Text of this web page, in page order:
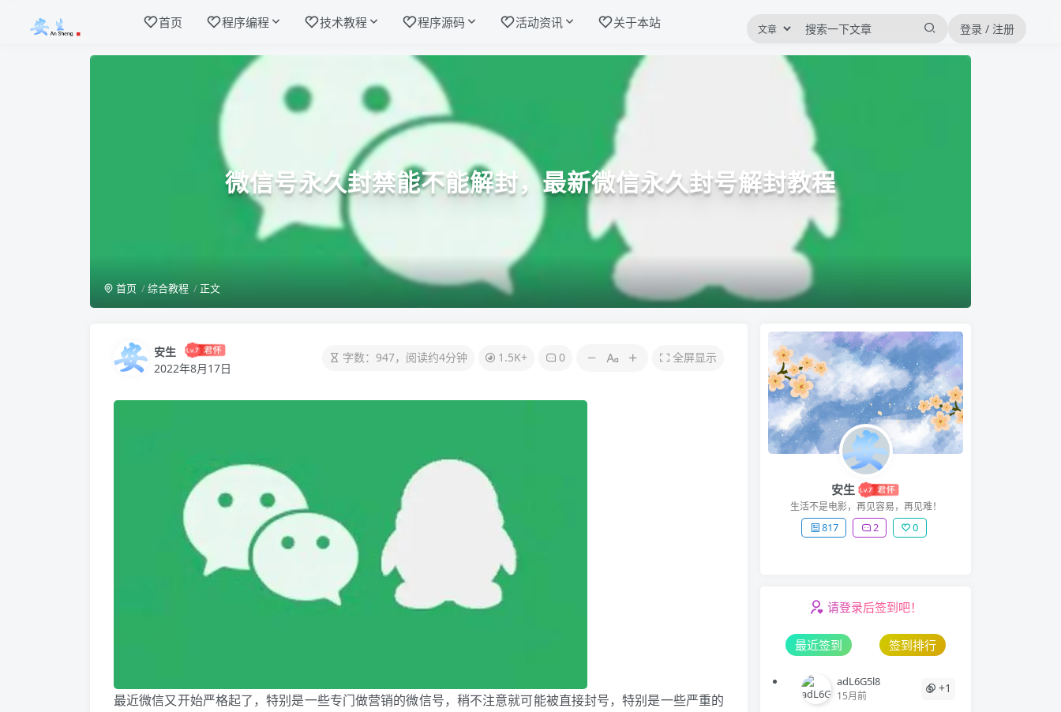
首页 程序编程 技术教程 程序源码 活动资讯 关于本站 登录 / 注册
微信号永久封禁能不能解封，最新微信永久封号解封教程
首页 综合教程 正文
安生
2022年8月17日
字数：947，阅读约4分钟 1.5K+ 0 全屏显示
最近微信又开始严格起了，特别是一些专门做营销的微信号，稍不注意就可能被直接封号，特别是一些严重的
安生
生活不是电影，再见容易，再见难！
817 2 0
请登录后签到吧！
最近签到 签到排行
adL6G5l8
15月前
+1